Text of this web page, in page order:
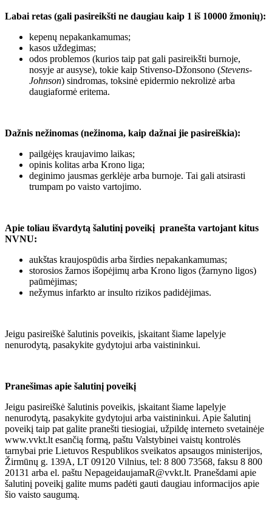
Labai retas (gali pasireikšti ne daugiau kaip 1 iš 10000 žmonių):
kepenų nepakankamumas;
kasos uždegimas;
odos problemos (kurios taip pat gali pasireikšti burnoje,
nosyje ar ausyse), tokie kaip Stivenso-Džonsono (Stevens-
Johnson) sindromas, toksinė epidermio nekrolizė arba
daugiaformė eritema.
Dažnis nežinomas (nežinoma, kaip dažnai jie pasireiškia):
pailgėjęs kraujavimo laikas;
opinis kolitas arba Krono liga;
deginimo jausmas gerklėje arba burnoje. Tai gali atsirasti
trumpam po vaisto vartojimo.
Apie toliau išvardytą šalutinį poveikį pranešta vartojant kitus
NVNU:
aukštas kraujospūdis arba širdies nepakankamumas;
storosios žarnos išopėjimų arba Krono ligos (žarnyno ligos)
paūmėjimas;
nežymus infarkto ar insulto rizikos padidėjimas.
Jeigu pasireiškė šalutinis poveikis, įskaitant šiame lapelyje
nenurodytą, pasakykite gydytojui arba vaistininkui.
Pranešimas apie šalutinį poveikį
Jeigu pasireiškė šalutinis poveikis, įskaitant šiame lapelyje
nenurodytą, pasakykite gydytojui arba vaistininkui. Apie šalutinį
poveikį taip pat galite pranešti tiesiogiai, užpildę interneto svetainėje
www.vvkt.lt esančią formą, paštu Valstybinei vaistų kontrolės
tarnybai prie Lietuvos Respublikos sveikatos apsaugos ministerijos,
Žirmūnų g. 139A, LT 09120 Vilnius, tel: 8 800 73568, faksu 8 800
20131 arba el. paštu NepageidaujamaR@vvkt.lt. Pranešdami apie
šalutinį poveikį galite mums padėti gauti daugiau informacijos apie
šio vaisto saugumą.